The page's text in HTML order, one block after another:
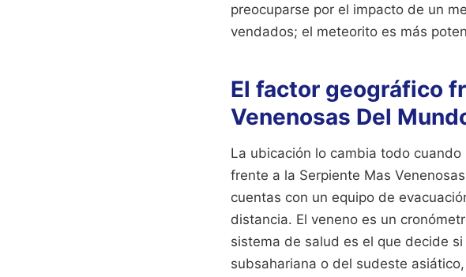
preocuparse por el impacto de un
vendados; el meteorito es más
El factor geográfico
Venenosas Del
La ubicación lo cambia todo
frente a la Serpiente Mas
cuentas con un equipo de
distancia. El veneno es un
sistema de salud es el que decide
subsahariana o del sudeste